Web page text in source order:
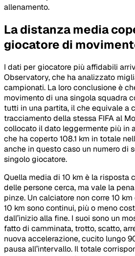
allenamento.
La distanza media
giocatore di
I dati per giocatore più affidabili
Observatory, che ha analizzato
campionati. La loro conclusione è
movimento di una singola squadra
tutti in una partita, il che equivale a
tracciamento della stessa FIFA al
collocato il dato leggermente più in
che ha coperto 108.1 km in totale
anche in questo caso un numero di
singolo giocatore.
Quella media di 10 km è la risposta
delle persone cerca, ma vale la
pinze. Un calciatore non corre 10
10 km sono continui, più o meno
dall’inizio alla fine. I suoi sono un
fatto di camminata, trotto, scatto,
nuova accelerazione, cucito lungo
pausa all’intervallo. Il totale